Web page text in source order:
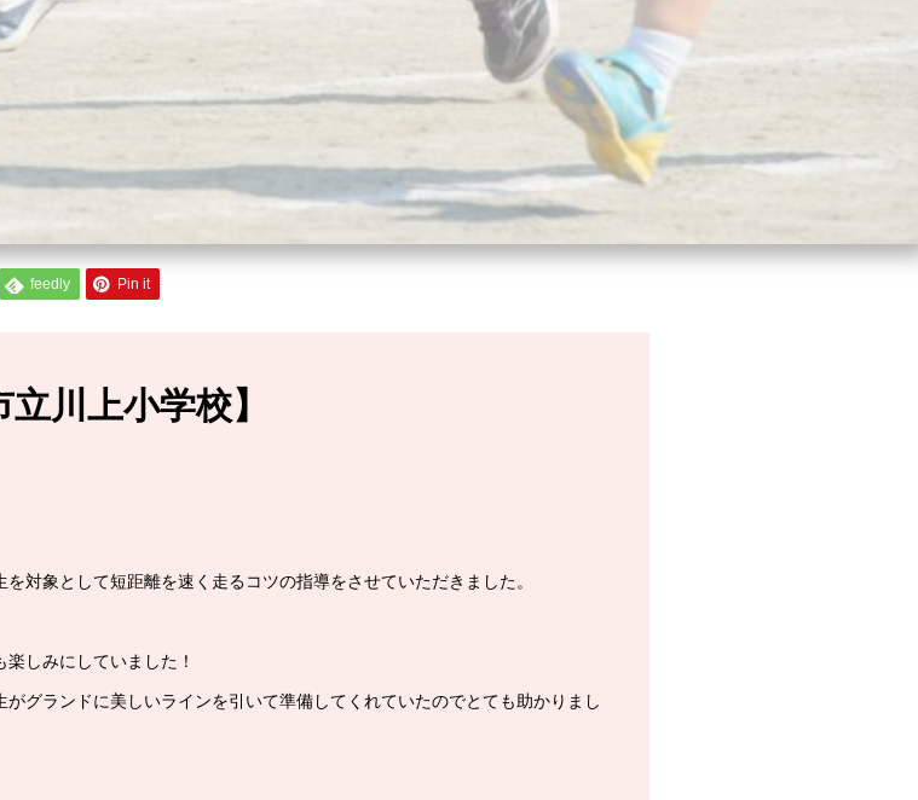
feedly Pin it
川上小学校】
対象として短距離を速く走るコツの指導をさせていただきました。
しみにしていました！
グランドに美しいラインを引いて準備してくれていたのでとても助かりまし